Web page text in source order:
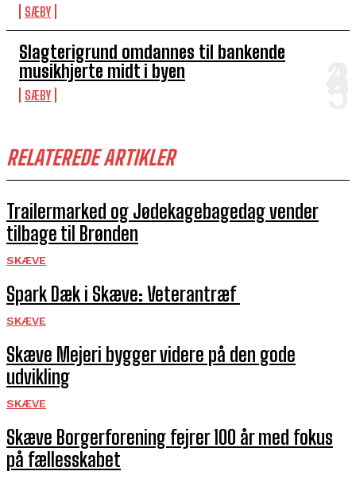
SÆBY
Slagterigrund omdannes til bankende
musikhjerte midt i byen
SÆBY
RELATEREDE ARTIKLER
Trailermarked og Jødekagebagedag vender
tilbage til Brønden
SKÆVE
Spark Dæk i Skæve: Veterantræf
SKÆVE
Skæve Mejeri bygger videre på den gode
udvikling
SKÆVE
Skæve Borgerforening fejrer 100 år med fokus
på fællesskabet